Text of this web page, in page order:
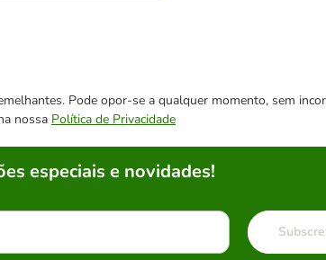
Pode opor-se a qualquer momento, sem
nossa Política de Privacidade
especiais e novidades!